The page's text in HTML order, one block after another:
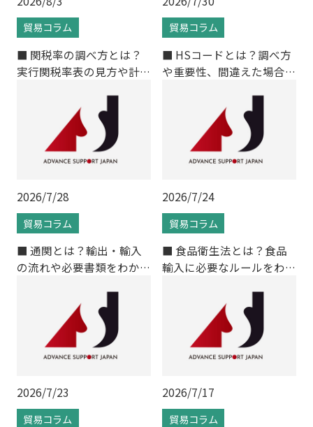
貿易コラム
■ 関税率の調べ方とは？
実行関税率表の見方や計算
貿易コラム
■ HSコードとは？調べ方
や重要性、間違えた場合の
2026/7/28
貿易コラム
■ 通関とは？輸出・輸入
の流れや必要書類をわかり
2026/7/24
貿易コラム
■ 食品衛生法とは？食品
輸入に必要なルールをわか
2026/7/23
貿易コラム
2026/7/17
貿易コラム